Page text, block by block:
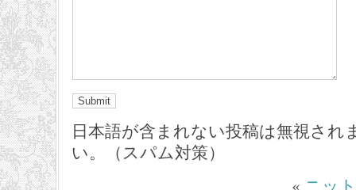
日本語が含まれない投稿は無視され
い。（スパム対策）
« ニッ